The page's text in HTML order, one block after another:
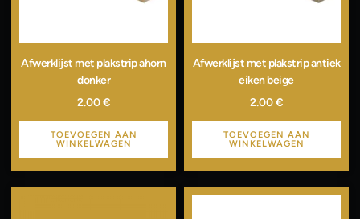
Afwerklijst met plakstrip ahorn
donker
2.00€
TOEVOEGEN AAN
WINKELWAGEN
Afwerklijst met plakstrip antiek
eiken beige
2.00€
TOEVOEGEN AAN
WINKELWAGEN